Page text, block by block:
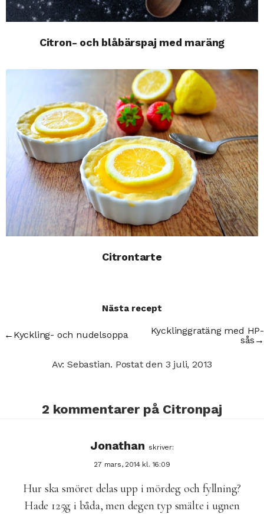
Citron- och blåbärspaj med maräng
Citrontarte
Nästa recept
← Kyckling- och nudelsoppa
Kycklinggratäng med HP-
sås →
Av: Sebastian. Postat den 3 juli, 2013
2 kommentarer på Citronpaj
Jonathan skriver:
27 mars, 2014 kl. 16:09
Hur ska smöret delas upp i mördeg och fyllning?
Hade 125g i båda, men degen typ smälte i ugnen